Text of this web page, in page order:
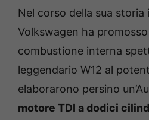
Nel corso della sua storia
Volkswagen ha
combustione interna
leggendario W12 al
elaborarono persino
motore TDI a dodici